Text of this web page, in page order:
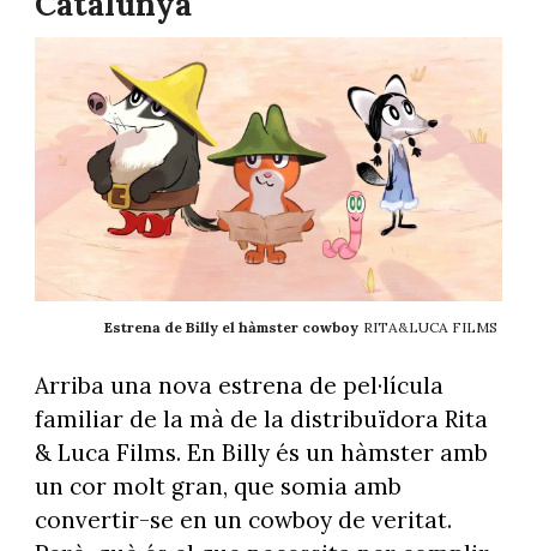
Estrena de Billy el hàmster cowboy RITA&LUCA FILMS
Arriba una nova estrena de pel·lícula
familiar de la mà de la distribuïdora Rita
& Luca Films. En Billy és un hàmster amb
un cor molt gran, que somia amb
convertir-se en un cowboy de veritat.